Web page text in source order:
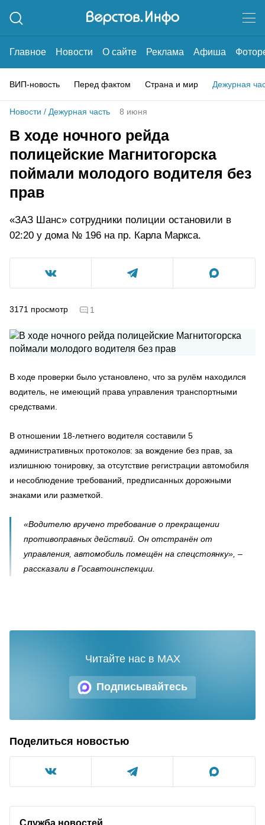
Главное Новости О сайте Реклама Афиша
ВИП-новость Перед фактом Страна и мир Дежурная
Новости / Дежурная часть 8 июня
В ходе ночного рейда
полицейские Магнитогорска
поймали молодого водителя без
прав
«ЗАЗ Шанс» сотрудники полиции остановили в
02:20 у дома № 196 на пр. Карла Маркса.
3171 просмотр 1
В ходе проверки было установлено, что за рулём находился
водитель, не имеющий права управления транспортными
средствами.
В отношении 18-летнего водителя составили 5
административных протоколов: за вождение без прав, за
излишнюю тонировку, за отсутствие регистрации автомобиля
и несоблюдение требований, предписанных дорожными
знаками или разметкой.
«Водителю вручено требование о прекращении
противоправных действий. Он отстранён от
управления, автомобиль помещён на спецстоянку», –
рассказали в Госавтоинспекции.
Подписывайтесь
Читайте нас в MAX
Поделиться новостью
Служба новостей